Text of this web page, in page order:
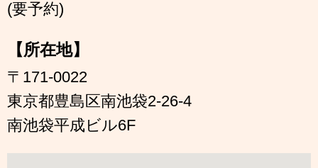
(要予約)
【所在地】
〒171-0022
東京都豊島区南池袋2-26-4
南池袋平成ビル6F